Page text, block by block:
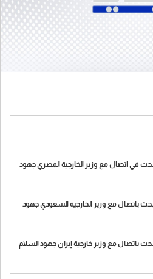
بحث في اتصال مع وزير الخارجية المصري جهود
بحث باتصال مع وزير الخارجية السعودي جهود
بحث باتصال مع وزير خارجية إيران جهود السلام